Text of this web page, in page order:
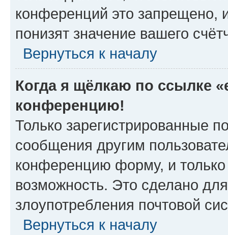
конференций это запрещено,
понизят значение вашего
Вернуться к началу
Когда я щёлкаю по ссылке
конференцию!
Только зарегистрированные
сообщения другим
конференцию форму, и
возможность. Это сделано
злоупотребления почтовой
Вернуться к началу